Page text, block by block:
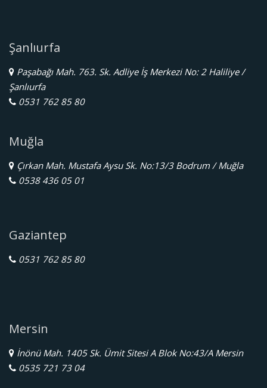
Şanlıurfa
Paşabağı Mah. 763. Sk. Adliye İş Merkezi No: 2 Haliliye /
Şanlıurfa
0531 762 85 80
Muğla
Çırkan Mah. Mustafa Aysu Sk. No:13/3 Bodrum / Muğla
0538 436 05 01
Gaziantep
0531 762 85 80
Mersin
İnönü Mah. 1405 Sk. Ümit Sitesi A Blok No:43/A Mersin
0535 721 73 04